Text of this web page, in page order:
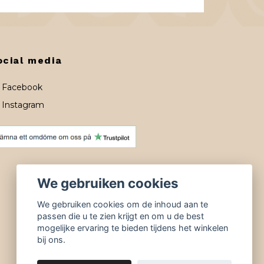
media
Facebook
Instagram
We gebruiken cookies
We gebruiken cookies om de inhoud aan te
passen die u te zien krijgt en om u de best
mogelijke ervaring te bieden tijdens het winkelen
bij ons.